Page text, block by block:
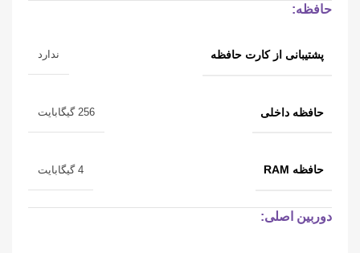
حافظه:
پشتیبانی از کارت حافظه ندارد
حافظه داخلی 256 گیگابایت
حافظه RAM 4 گیگابایت
دوربین اصلی: